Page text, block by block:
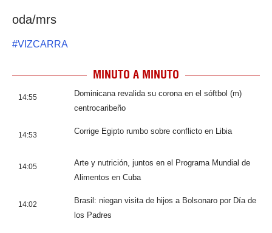
oda/mrs
#VIZCARRA
MINUTO A MINUTO
14:55
Dominicana revalida su corona en el sóftbol (m)
centrocaribeño
14:53 Corrige Egipto rumbo sobre conflicto en Libia
14:05
Arte y nutrición, juntos en el Programa Mundial de
Alimentos en Cuba
14:02
Brasil: niegan visita de hijos a Bolsonaro por Día de
los Padres